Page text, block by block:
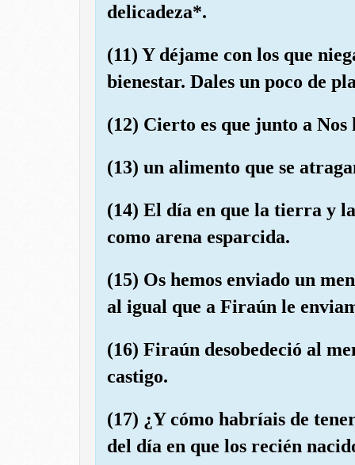
delicadeza*.
(11) Y déjame con los que
bienestar. Dales un poco de
(12) Cierto es que junto a
(13) un alimento que se
(14) El día en que la tierra y
como arena esparcida.
(15) Os hemos enviado un
al igual que a Firaún le
(16) Firaún desobedeció al
castigo.
(17) ¿Y cómo habríais de
del día en que los recién